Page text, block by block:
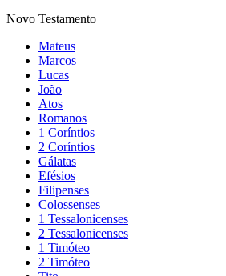
Novo Testamento
Mateus
Marcos
Lucas
João
Atos
Romanos
1 Coríntios
2 Coríntios
Gálatas
Efésios
Filipenses
Colossenses
1 Tessalonicenses
2 Tessalonicenses
1 Timóteo
2 Timóteo